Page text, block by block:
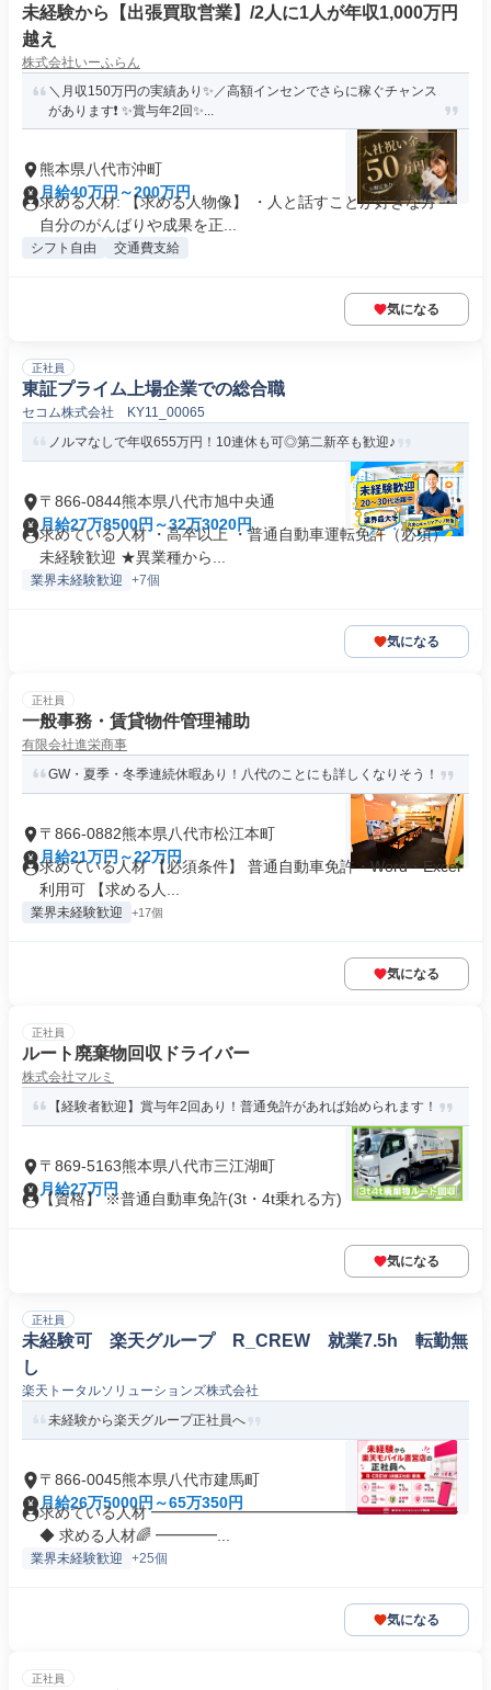
未経験から【出張買取営業】/2人に1人が年収1,000万円
越え
株式会社いーふらん
＼月収150万円の実績あり✨／高額インセンでさらに稼ぐチャンス
があります❗ ✨賞与年2回✨...
熊本県八代市沖町
月給40万円～200万円
求める人材: 【求める人物像】 ・人と話すことが好きな方 ・
自分のがんばりや成果を正...
シフト自由 交通費支給
気になる
正社員
東証プライム上場企業での総合職
セコム株式会社 KY11_00065
ノルマなしで年収655万円！10連休も可◎第二新卒も歓迎♪
〒866-0844熊本県八代市旭中央通
月給27万8500円～32万3020円
求めている人材 ・高卒以上 ・普通自動車運転免許（必須） ・
未経験歓迎 ★異業種から...
業界未経験歓迎 +7個
気になる
正社員
一般事務・賃貸物件管理補助
有限会社進栄商事
GW・夏季・冬季連続休暇あり！八代のことにも詳しくなりそう！
〒866-0882熊本県八代市松江本町
月給21万円～22万円
求めている人材 【必須条件】 普通自動車免許・Word・Excel
利用可 【求める人...
業界未経験歓迎 +17個
気になる
正社員
ルート廃棄物回収ドライバー
株式会社マルミ
【経験者歓迎】賞与年2回あり！普通免許があれば始められます！
〒869-5163熊本県八代市三江湖町
月給27万円
【資格】 ※普通自動車免許(3t・4t乗れる方)
気になる
正社員
未経験可 楽天グループ R_CREW 就業7.5h 転勤無
し
楽天トータルソリューションズ株式会社
未経験から楽天グループ正社員へ
〒866-0045熊本県八代市建馬町
月給26万5000円～65万350円
求めている人材 ━━━━━━━━━━━━━━━━━━━━
◆ 求める人材🌈 ━━━━...
業界未経験歓迎 +25個
気になる
正社員